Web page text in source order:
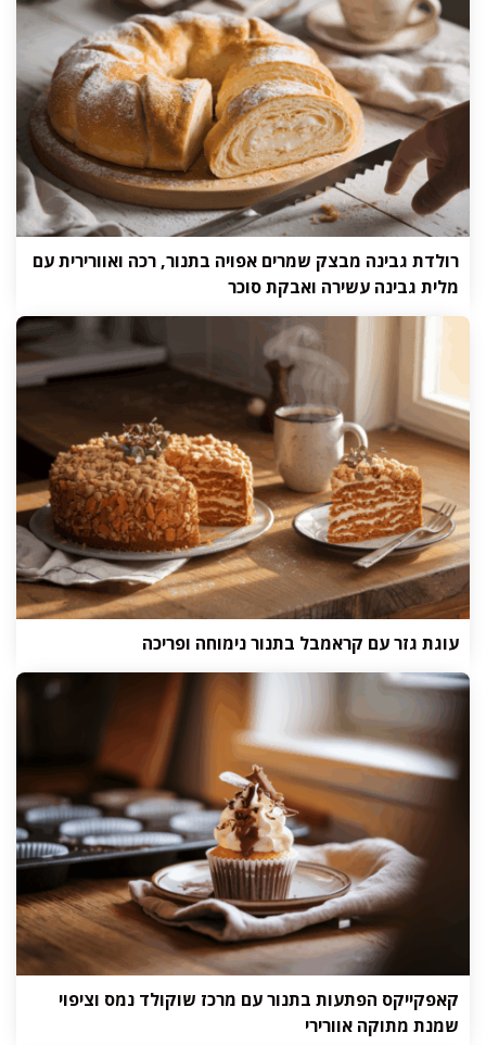
רולדת גבינה מבצק שמרים אפויה בתנור, רכה ואוורירית עם
מלית גבינה עשירה ואבקת סוכר
עוגת גזר עם קראמבל בתנור נימוחה ופריכה
קאפקייקס הפתעות בתנור עם מרכז שוקולד נמס וציפוי
שמנת מתוקה אוורירי